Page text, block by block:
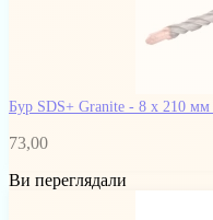
Бур SDS+ Granite - 8 х 210 мм
73,00
Ви переглядали